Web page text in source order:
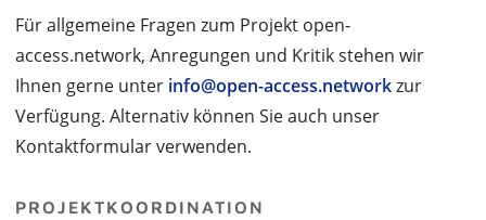
Für allgemeine Fragen zum Projekt open-
access.network, Anregungen und Kritik stehen wir
Ihnen gerne unter info@open-access.networkzur
Verfügung. Alternativ können Sie auch unser
Kontaktformular verwenden.
PROJEKTKOORDINATION